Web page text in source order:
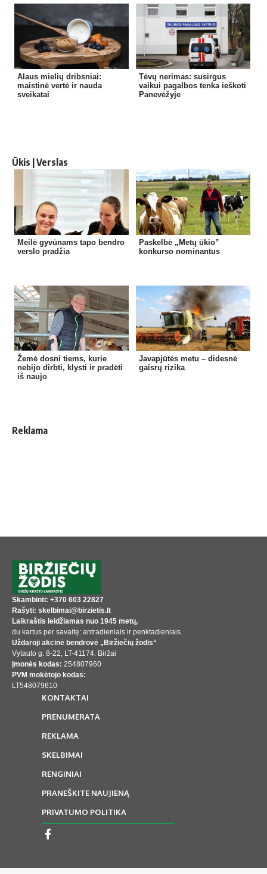
Alaus mielių dribsniai:
maistinė vertė ir nauda
sveikatai
Tėvų nerimas: susirgus
vaikui pagalbos tenka ieškoti
Panevėžyje
Ūkis | Verslas
Meilė gyvūnams tapo bendro
verslo pradžia
Paskelbė „Metų ūkio”
konkurso nominantus
Žemė dosni tiems, kurie
nebijo dirbti, klysti ir pradėti
iš naujo
Javapjūtės metu – didesnė
gaisrų rizika
Reklama
Skambinti: +370 603 22827
Rašyti: skelbimai@birzietis.lt
Laikraštis leidžiamas nuo 1945 metų,
du kartus per savaitę: antradieniais ir penktadieniais.
Uždaroji akcinė bendrovė „Biržiečių žodis“
Vytauto g. 8-22, LT-41174. Biržai
Įmonės kodas: 254807960
PVM mokėtojo kodas:
LT548079610
KONTAKTAI
PRENUMERATA
REKLAMA
SKELBIMAI
RENGINIAI
PRANEŠKITE NAUJIENĄ
PRIVATUMO POLITIKA